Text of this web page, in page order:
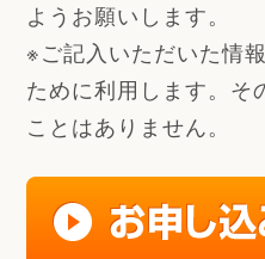
ようお願いします。
※ご記入いただいた情
ために利用します。そ
ことはありません。